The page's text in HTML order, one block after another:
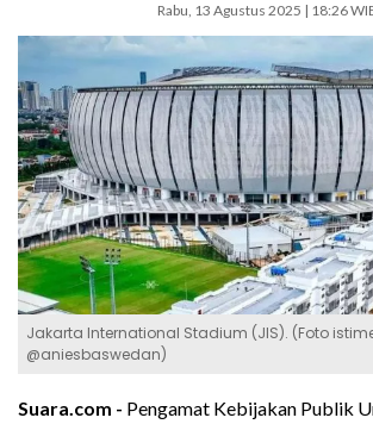
Rabu, 13 Agustus 2025 | 18:26
Jakarta International Stadium (JIS). (Foto
@aniesbaswedan)
Suara.com - Pengamat Kebijakan Publik